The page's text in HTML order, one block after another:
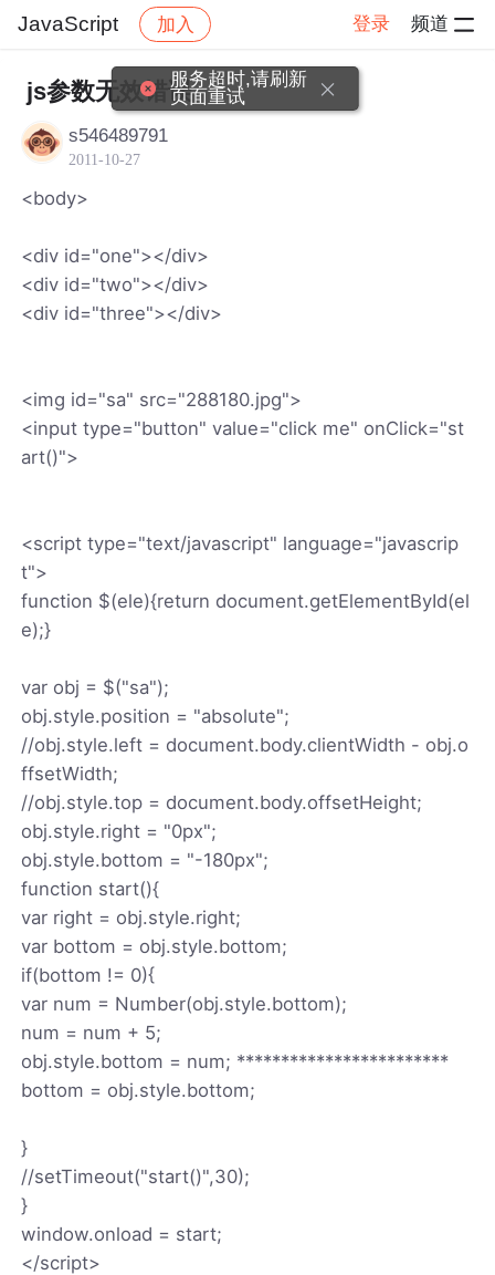
JavaScript 加入 登录 频道
社区 JavaScript 帖子详情
js参数无效错误
s546489791
2011-10-27
<body>
<div id="one"></div>
<div id="two"></div>
<div id="three"></div>
<img id="sa" src="288180.jpg">
<input type="button" value="click me" onClick="st
art()">
<script type="text/javascript" language="javascrip
t">
function $(ele){return document.getElementById(el
e);}
var obj = $("sa");
obj.style.position = "absolute";
//obj.style.left = document.body.clientWidth - obj.o
ffsetWidth;
//obj.style.top = document.body.offsetHeight;
obj.style.right = "0px";
obj.style.bottom = "-180px";
function start(){
var right = obj.style.right;
var bottom = obj.style.bottom;
if(bottom != 0){
var num = Number(obj.style.bottom);
num = num + 5;
obj.style.bottom = num; ************************
bottom = obj.style.bottom;
}
//setTimeout("start()",30);
}
window.onload = start;
</script>
服务超时,请刷新
页面重试